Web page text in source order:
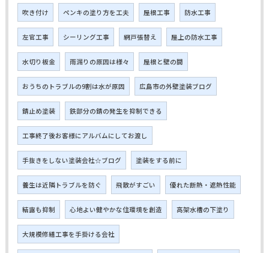
吹き付け ペンキの塗り方を工夫 屋根工事 防水工事
左官工事 シーリング工事 網戸張替え 屋上の防水工事
水切り板金 雨漏りの原因は様々 屋根と壁の間
おうちのトラブルの9割は水が原因 広島市の外壁塗装ブログ
錆止め塗装 鉄部分の錆の発生を抑制できる
工事終了後お客様にアルバムにしてお渡し
手抜きをしない塗装会社☆ブログ 塗装をする前に
養生は近隣トラブルを防ぐ 飛散がすごい 優れた断熱・遮熱性能
結露も抑制 心地よい健やかな住環境を創造 高架水槽の下塗り
大規模修繕工事を手掛ける会社